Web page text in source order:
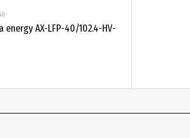
energy AX-LFP-40/102.4-HV-